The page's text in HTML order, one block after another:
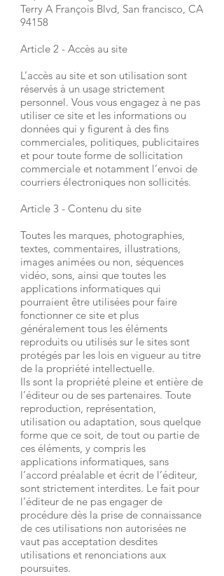
Terry A François Blvd, San francisco, CA
94158
Article 2 - Accès au site
L’accès au site et son utilisation sont
réservés à un usage strictement
personnel. Vous vous engagez à ne pas
utiliser ce site et les informations ou
données qui y figurent à des fins
commerciales, politiques, publicitaires
et pour toute forme de sollicitation
commerciale et notamment l’envoi de
courriers électroniques non sollicités.
Article 3 - Contenu du site
Toutes les marques, photographies,
textes, commentaires, illustrations,
images animées ou non, séquences
vidéo, sons, ainsi que toutes les
applications informatiques qui
pourraient être utilisées pour faire
fonctionner ce site et plus
généralement tous les éléments
reproduits ou utilisés sur le sites sont
protégés par les lois en vigueur au titre
de la propriété intellectuelle.
Ils sont la propriété pleine et entière de
l’éditeur ou de ses partenaires. Toute
reproduction, représentation,
utilisation ou adaptation, sous quelque
forme que ce soit, de tout ou partie de
ces éléments, y compris les
applications informatiques, sans
l’accord préalable et écrit de l’éditeur,
sont strictement interdites. Le fait pour
l’éditeur de ne pas engager de
procédure dès la prise de connaissance
de ces utilisations non autorisées ne
vaut pas acceptation desdites
utilisations et renonciations aux
poursuites.